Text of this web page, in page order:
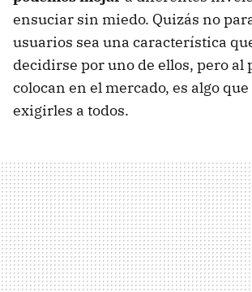
ensuciar sin miedo. Quizás no
usuarios sea una característica
decidirse por uno de ellos, pero al
colocan en el mercado, es algo
exigirles a todos.